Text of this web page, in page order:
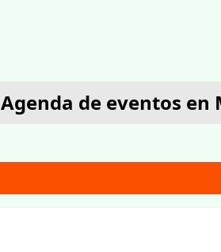
Agenda de eventos en